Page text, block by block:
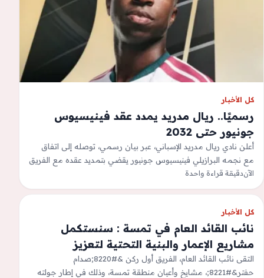
كل الأخبار
رسميًا.. ريال مدريد يمدد عقد فينيسيوس
جونيور حتى 2032
أعلن نادي ريال مدريد الإسباني، عبر بيان رسمي، توصله إلى اتفاق
مع نجمه البرازيلي فينيسيوس جونيور يقضي بتمديد عقده مع الفريق
حتى…
الآندقيقة قراءة واحدة
كل الأخبار
نائب القائد العام في تمسة : سنستكمل
مشاريع الإعمار والبنية التحتية لتعزيز
الاستقرار
التقى نائب القائد العام، الفريق أول ركن &#8220;صدام
حفتر&#8221;، مشايخ وأعيان منطقة تمسة، وذلك في إطار جولته